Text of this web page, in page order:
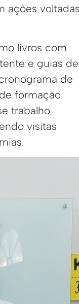
ações voltadas
livros com
e guias de
de
formação
trabalho
visitas